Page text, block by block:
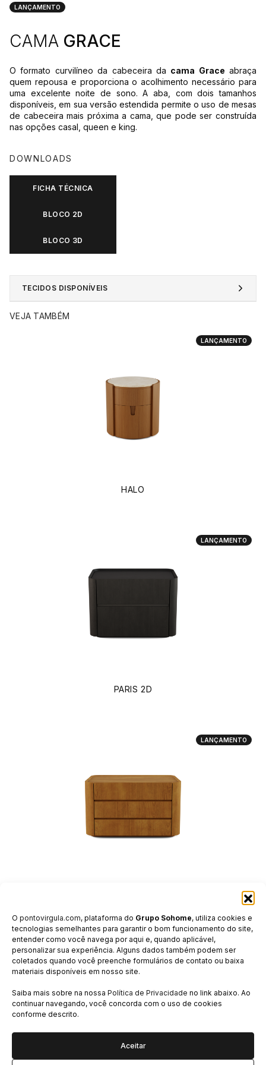
O pontovirgula.com, plataforma do Grupo Sohome, utiliza cookies e
tecnologias semelhantes para garantir o bom funcionamento do site,
entender como você navega por aqui e, quando aplicável,
personalizar sua experiência. Alguns dados também podem ser
coletados quando você preenche formulários de contato ou baixa
materiais disponíveis em nosso site.
Saiba mais sobre na nossa Política de Privacidade no link abaixo. Ao
continuar navegando, você concorda com o uso de cookies
conforme descrito.
Aceitar
LANÇAMENTO
CAMA GRACE
O formato curvilíneo da cabeceira da cama Grace abraça
quem repousa e proporciona o acolhimento necessário para
uma excelente noite de sono. A aba, com dois tamanhos
disponíveis, em sua versão estendida permite o uso de mesas
de cabeceira mais próxima a cama, que pode ser construída
nas opções casal, queen e king.
DOWNLOADS
FICHA TÉCNICA
BLOCO 2D
BLOCO 3D
TECIDOS DISPONÍVEIS
VEJA TAMBÉM
LANÇAMENTO
HALO
LANÇAMENTO
PARIS 2D
LANÇAMENTO
ASSISTÊNCIA TÉCNICA
CUIDADOS E CONSERVAÇÃO
Clique aqui e fale conosco